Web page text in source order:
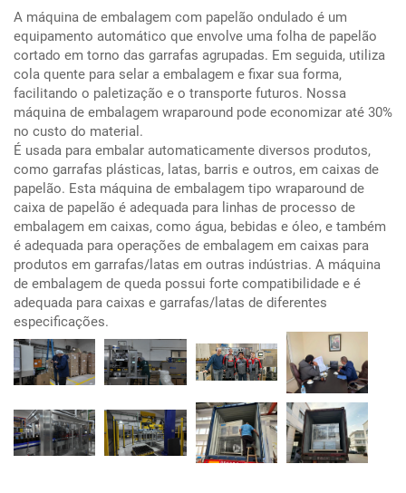
A máquina de embalagem com papelão ondulado é um
equipamento automático que envolve uma folha de papelão
cortado em torno das garrafas agrupadas. Em seguida, utiliza
cola quente para selar a embalagem e fixar sua forma,
facilitando o paletização e o transporte futuros. Nossa
máquina de embalagem wraparound pode economizar até 30%
no custo do material.
É usada para embalar automaticamente diversos produtos,
como garrafas plásticas, latas, barris e outros, em caixas de
papelão. Esta máquina de embalagem tipo wraparound de
caixa de papelão é adequada para linhas de processo de
embalagem em caixas, como água, bebidas e óleo, e também
é adequada para operações de embalagem em caixas para
produtos em garrafas/latas em outras indústrias. A máquina
de embalagem de queda possui forte compatibilidade e é
adequada para caixas e garrafas/latas de diferentes
especificações.